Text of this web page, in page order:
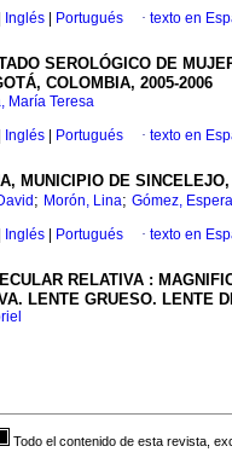
Inglés Portugués · texto en
SEROLÓGICO DE
COLOMBIA, 2005-2006
María Teresa
Inglés Portugués · texto en
MUNICIPIO DE
; Morón, Lina; Gómez,
Inglés Portugués · texto en
RELATIVA :
LENTE GRUESO. LENTE
Todo el contenido de esta revista,